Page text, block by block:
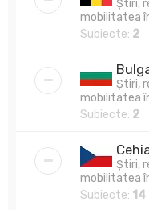
Știri,
mobilitatea
Subiecte: 2
Știri,
mobilitatea
Subiecte: 2
Știri,
mobilitatea
Subiecte: 14